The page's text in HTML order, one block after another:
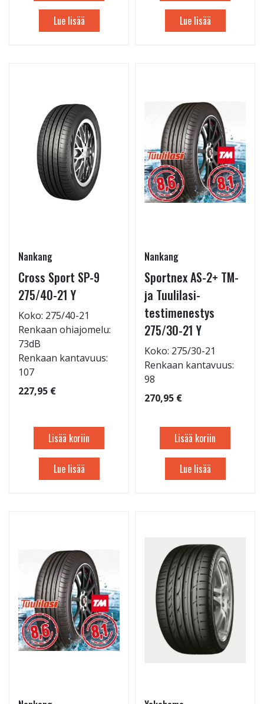
Lue lisää Lue lisää
Nankang
Cross Sport SP-9
275/40-21 Y
Koko: 275/40-21
Renkaan ohiajomelu:
73dB
Renkaan kantavuus:
107
227,95 €
Lisää koriin
Lue lisää
Nankang
Sportnex AS-2+ TM-
ja Tuulilasi-
testimenestys
275/30-21 Y
Koko: 275/30-21
Renkaan kantavuus:
98
270,95 €
Lisää koriin
Lue lisää